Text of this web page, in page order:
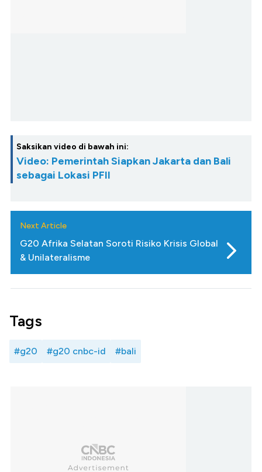
Saksikan video di bawah ini:
Video: Pemerintah Siapkan Jakarta dan Bali
sebagai Lokasi PFII
Next Article
G20 Afrika Selatan Soroti Risiko Krisis Global
& Unilateralisme
Tags
#g20 #g20 cnbc-id #bali